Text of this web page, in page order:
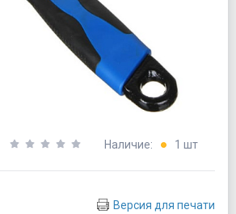
Наличие: 1 шт
Версия для печати